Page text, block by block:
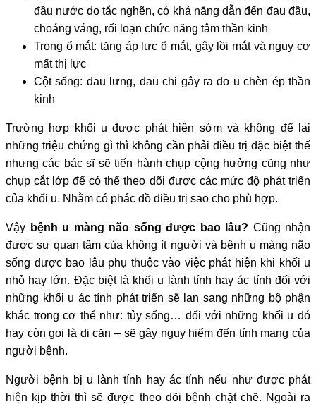
đầu nước do tắc nghẽn, có khả năng dẫn đến đau đầu,
choáng váng, rối loạn chức năng tâm thần kinh
Trong ổ mắt: tăng áp lực ổ mắt, gây lồi mắt và nguy cơ
mất thị lực
Cột sống: đau lưng, đau chi gây ra do u chèn ép thần
kinh
Trường hợp khối u được phát hiện sớm và không để lại
những triệu chứng gì thì không cần phải điều trị đặc biệt thế
nhưng các bác sĩ sẽ tiến hành chụp cộng hưởng cũng như
chụp cắt lớp để có thể theo dõi được các mức độ phát triển
của khối u. Nhằm có phác đồ điều trị sao cho phù hợp.
Vậy bệnh u màng não sống được bao lâu? Cũng nhận
được sự quan tâm của không ít người và bệnh u màng não
sống được bao lâu phụ thuộc vào việc phát hiện khi khối u
nhỏ hay lớn. Đặc biệt là khối u lành tính hay ác tính đối với
những khối u ác tính phát triển sẽ lan sang những bộ phận
khác trong cơ thể như: tủy sống… đối với những khối u đó
hay còn gọi là di căn – sẽ gây nguy hiểm đến tính mạng của
người bệnh.
Người bệnh bị u lành tính hay ác tính nếu như được phát
hiện kịp thời thì sẽ được theo dõi bệnh chặt chẽ. Ngoài ra